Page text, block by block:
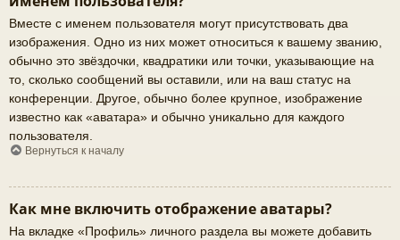
Вместе с именем пользователя могут присутствовать два
изображения. Одно из них может относиться к вашему званию,
обычно это звёздочки, квадратики или точки, указывающие на
то, сколько сообщений вы оставили, или на ваш статус на
конференции. Другое, обычно более крупное, изображение
известно как «аватара» и обычно уникально для каждого
пользователя.
Вернуться к началу
Как мне включить отображение аватары?
На вкладке «Профиль» личного раздела вы можете добавить